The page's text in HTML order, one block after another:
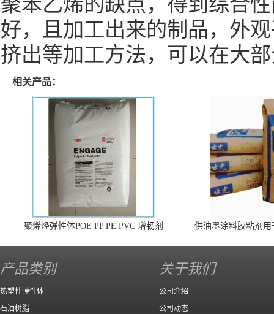
聚苯乙烯的缺点，得到综合
好，且加工出来的制品，外
挤出等加工方法，可以在大
相关产品：
聚烯烃弹性体POE PP PE PVC 增韧剂
供油墨涂料胶粘剂
产品类别
热塑性弹性体
石油树脂
关于我们
公司介绍
公司动态